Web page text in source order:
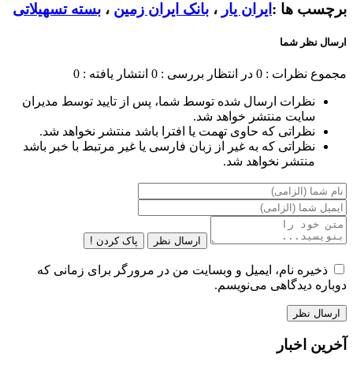
برچسب ها : ایران یار ، بانک ایران زمین ، بسته تسهیلاتی
ارسال نظر شما
مجموع نظرات : 0 در انتظار بررسی : 0 انتشار یافته : 0
نظرات ارسال شده توسط شما، پس از تایید توسط مدیران
سایت منتشر خواهد شد.
نظراتی که حاوی تهمت یا افترا باشد منتشر نخواهد شد.
نظراتی که به غیر از زبان فارسی یا غیر مرتبط با خبر باشد
منتشر نخواهد شد.
ارسال نظر پاک کردن !
ذخیره نام، ایمیل و وبسایت من در مرورگر برای زمانی که
دوباره دیدگاهی می‌نویسم.
آخرین اخبار